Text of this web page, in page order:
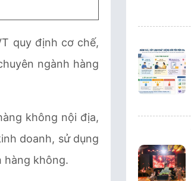
quy định cơ chế,
ngành hàng
không nội địa,
doanh, sử dụng
hàng không.